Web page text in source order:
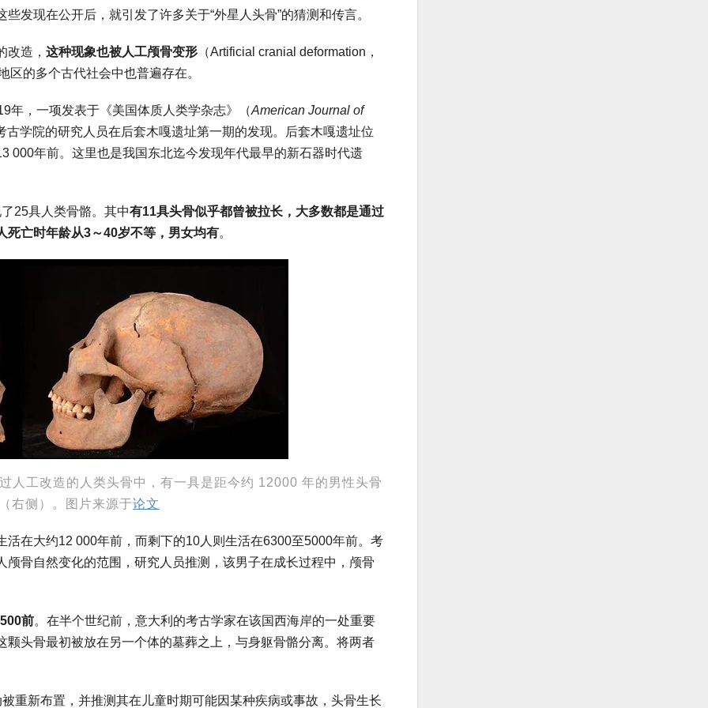
发现在公开后，就引发了许多关于“外星人头骨”的猜测和传言。
改造， 这种现象也被人工颅骨变形 （Artificial cranial deformation，
的多个古代社会中也普遍存在。
年，一项发表于《美国体质人类学杂志》（American Journal of
古学院的研究人员在后套木嘎遗址第一期的发现。后套木嘎遗址位
000年前。这里也是我国东北迄今发现年代最早的新石器时代遗
25具人类骨骼。其中有11具头骨似乎都曾被拉长，大多数都是通过
死亡时年龄从3～40岁不等，男女均有。
人工改造的人类头骨中，有一具是距今约 12000 年的男性头骨
右侧）。图片来源于论文
在大约12 000年前，而剩下的10人则生活在6300至5000年前。考
骨自然变化的范围，研究人员推测，该男子在成长过程中，颅骨
前。在半个世纪前，意大利的考古学家在该国西海岸的一处重要
头骨最初被放在另一个体的墓葬之上，与身躯骨骼分离。将两者
重新布置，并推测其在儿童时期可能因某种疾病或事故，头骨生长